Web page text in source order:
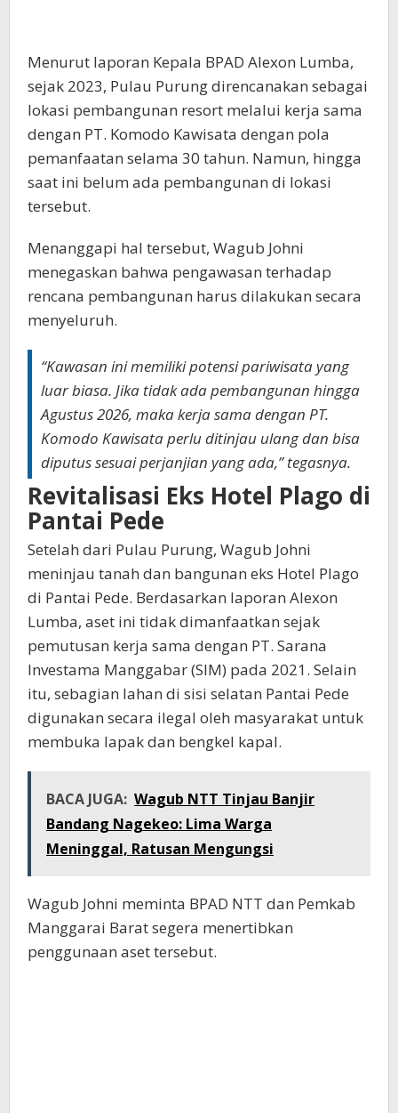
Menurut laporan Kepala BPAD Alexon Lumba,
sejak 2023, Pulau Purung direncanakan sebagai
lokasi pembangunan resort melalui kerja sama
dengan PT. Komodo Kawisata dengan pola
pemanfaatan selama 30 tahun. Namun, hingga
saat ini belum ada pembangunan di lokasi
tersebut.
Menanggapi hal tersebut, Wagub Johni
menegaskan bahwa pengawasan terhadap
rencana pembangunan harus dilakukan secara
menyeluruh.
“Kawasan ini memiliki potensi pariwisata yang
luar biasa. Jika tidak ada pembangunan hingga
Agustus 2026, maka kerja sama dengan PT.
Komodo Kawisata perlu ditinjau ulang dan bisa
diputus sesuai perjanjian yang ada,” tegasnya.
Revitalisasi Eks Hotel Plago di
Pantai Pede
Setelah dari Pulau Purung, Wagub Johni
meninjau tanah dan bangunan eks Hotel Plago
di Pantai Pede. Berdasarkan laporan Alexon
Lumba, aset ini tidak dimanfaatkan sejak
pemutusan kerja sama dengan PT. Sarana
Investama Manggabar (SIM) pada 2021. Selain
itu, sebagian lahan di sisi selatan Pantai Pede
digunakan secara ilegal oleh masyarakat untuk
membuka lapak dan bengkel kapal.
BACA JUGA: Wagub NTT Tinjau Banjir
Bandang Nagekeo: Lima Warga
Meninggal, Ratusan Mengungsi
Wagub Johni meminta BPAD NTT dan Pemkab
Manggarai Barat segera menertibkan
penggunaan aset tersebut.